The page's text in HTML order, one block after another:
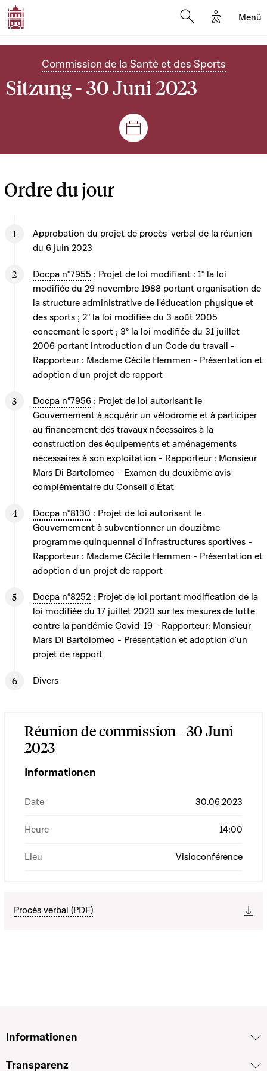
Options
Menü
Commission de la Santé et des Sports
Sitzung - 30 Juni 2023
Plenar- und
Ordre du jour
Approbation du projet de procès-verbal de la réunion
du 6 juin 2023
Docpa n°7955 : Projet de loi modifiant : 1° la loi
modifiée du 29 novembre 1988 portant organisation de
la structure administrative de l'éducation physique et
des sports ; 2° la loi modifiée du 3 août 2005
concernant le sport ; 3° la loi modifiée du 31 juillet
2006 portant introduction d'un Code du travail -
Rapporteur : Madame Cécile Hemmen - Présentation et
adoption d'un projet de rapport
Docpa n°7956 : Projet de loi autorisant le
Gouvernement à acquérir un vélodrome et à participer
au financement des travaux nécessaires à la
construction des équipements et aménagements
nécessaires à son exploitation - Rapporteur : Monsieur
Mars Di Bartolomeo - Examen du deuxième avis
complémentaire du Conseil d'État
Docpa n°8130 : Projet de loi autorisant le
Gouvernement à subventionner un douzième
programme quinquennal d'infrastructures sportives -
Rapporteur : Madame Cécile Hemmen - Présentation et
adoption d'un projet de rapport
Docpa n°8252 : Projet de loi portant modification de la
loi modifiée du 17 juillet 2020 sur les mesures de lutte
contre la pandémie Covid-19 - Rapporteur: Monsieur
Mars Di Bartolomeo - Présentation et adoption d'un
projet de rapport
Divers
Réunion de commission - 30 Juni
2023
Informationen
Date 30.06.2023
Heure 14:00
Lieu Visioconférence
Procès verbal (PDF)
Informationen
Transparenz